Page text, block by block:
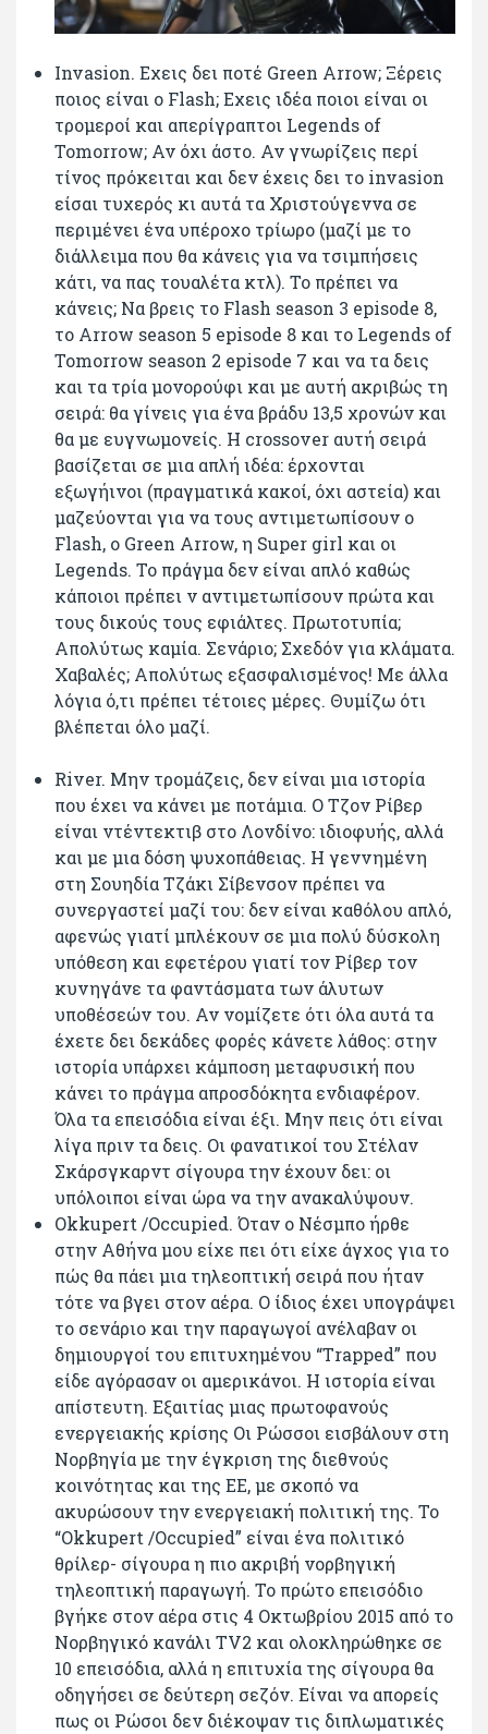
Invasion. Εχεις δει ποτέ Green Arrow; Ξέρεις
ποιος είναι ο Flash; Εχεις ιδέα ποιοι είναι οι
τρομεροί και απερίγραπτοι Legends of
Tomorrow; Αν όχι άστο. Αν γνωρίζεις περί
τίνος πρόκειται και δεν έχεις δει το invasion
είσαι τυχερός κι αυτά τα Χριστούγεννα σε
περιμένει ένα υπέροχο τρίωρο (μαζί με το
διάλλειμα που θα κάνεις για να τσιμπήσεις
κάτι, να πας τουαλέτα κτλ). Το πρέπει να
κάνεις; Να βρεις το Flash season 3 episode 8,
το Arrow season 5 episode 8 και το Legends of
Tomorrow season 2 episode 7 και να τα δεις
και τα τρία μονορούφι και με αυτή ακριβώς τη
σειρά: θα γίνεις για ένα βράδυ 13,5 χρονών και
θα με ευγνωμονείς. H crossover αυτή σειρά
βασίζεται σε μια απλή ιδέα: έρχονται
εξωγήινοι (πραγματικά κακοί, όχι αστεία) και
μαζεύονται για να τους αντιμετωπίσουν ο
Flash, ο Green Arrow, η Super girl και οι
Legends. To πράγμα δεν είναι απλό καθώς
κάποιοι πρέπει ν αντιμετωπίσουν πρώτα και
τους δικούς τους εφιάλτες. Πρωτοτυπία;
Απολύτως καμία. Σενάριο; Σχεδόν για κλάματα.
Χαβαλές; Απολύτως εξασφαλισμένος! Με άλλα
λόγια ό,τι πρέπει τέτοιες μέρες. Θυμίζω ότι
βλέπεται όλο μαζί.
River. Μην τρομάζεις, δεν είναι μια ιστορία
που έχει να κάνει με ποτάμια. Ο Τζον Ρίβερ
είναι ντέντεκτιβ στο Λονδίνο: ιδιοφυής, αλλά
και με μια δόση ψυχοπάθειας. Η γεννημένη
στη Σουηδία Τζάκι Σίβενσον πρέπει να
συνεργαστεί μαζί του: δεν είναι καθόλου απλό,
αφενώς γιατί μπλέκουν σε μια πολύ δύσκολη
υπόθεση και εφετέρου γιατί τον Ρίβερ τον
κυνηγάνε τα φαντάσματα των άλυτων
υποθέσεών του. Αν νομίζετε ότι όλα αυτά τα
έχετε δει δεκάδες φορές κάνετε λάθος: στην
ιστορία υπάρχει κάμποση μεταφυσική που
κάνει το πράγμα απροσδόκητα ενδιαφέρον.
Όλα τα επεισόδια είναι έξι. Μην πεις ότι είναι
λίγα πριν τα δεις. Οι φανατικοί του Στέλαν
Σκάρσγκαρντ σίγουρα την έχουν δει: οι
υπόλοιποι είναι ώρα να την ανακαλύψουν.
Okkupert /Occupied. Όταν ο Νέσμπο ήρθε
στην Αθήνα μου είχε πει ότι είχε άγχος για το
πώς θα πάει μια τηλεοπτική σειρά που ήταν
τότε να βγει στον αέρα. Ο ίδιος έχει υπογράψει
το σενάριο και την παραγωγοί ανέλαβαν οι
δημιουργοί του επιτυχημένου “Τrapped” που
είδε αγόρασαν οι αμερικάνοι. Η ιστορία είναι
απίστευτη. Εξαιτίας μιας πρωτοφανούς
ενεργειακής κρίσης Οι Ρώσσοι εισβάλουν στη
Νορβηγία με την έγκριση της διεθνούς
κοινότητας και της ΕΕ, με σκοπό να
ακυρώσουν την ενεργειακή πολιτική της. Το
“Okkupert /Occupied” είναι ένα πολιτικό
θρίλερ- σίγουρα η πιο ακριβή νορβηγική
τηλεοπτική παραγωγή. Το πρώτο επεισόδιο
βγήκε στον αέρα στις 4 Οκτωβρίου 2015 από το
Νορβηγικό κανάλι TV2 και ολοκληρώθηκε σε
10 επεισόδια, αλλά η επιτυχία της σίγουρα θα
οδηγήσει σε δεύτερη σεζόν. Είναι να απορείς
πως οι Ρώσοι δεν διέκοψαν τις διπλωματικές